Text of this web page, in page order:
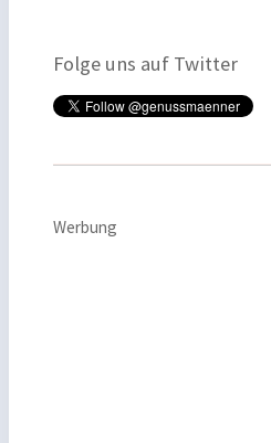
Folge uns auf Twitter
Werbung